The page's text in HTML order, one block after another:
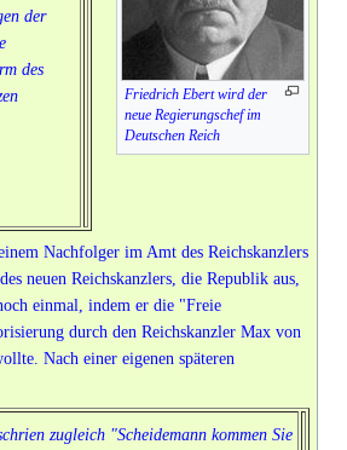
Friedrich Ebert wird der
neue Regierungschef im
Deutschen Reich
der
des
Nachfolger im Amt des Reichskanzlers
neuen Reichskanzlers, die Republik aus,
einmal, indem er die "Freie
durch den Reichskanzler Max von
Nach einer eigenen späteren
zugleich "Scheidemann kommen Sie